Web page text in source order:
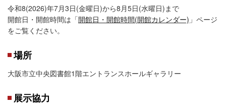
令和8(2026)年7月3日(金曜日)から8月5日(水曜日)まで
開館日・開館時間は「開館日・開館時間(開館カレンダー) 」ページ
をご覧ください。
場所
大阪市立中央図書館1階エントランスホールギャラリー
展示協力